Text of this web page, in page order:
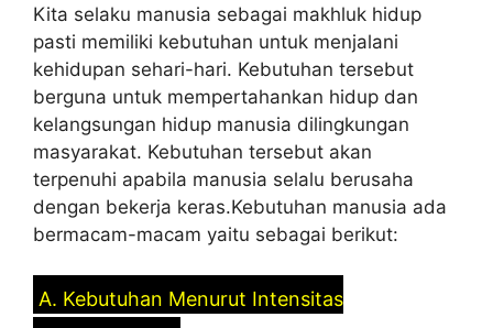
Kita selaku manusia sebagai makhluk hidup
pasti memiliki kebutuhan untuk menjalani
kehidupan sehari-hari. Kebutuhan tersebut
berguna untuk mempertahankan hidup dan
kelangsungan hidup manusia dilingkungan
masyarakat. Kebutuhan tersebut akan
terpenuhi apabila manusia selalu berusaha
dengan bekerja keras.Kebutuhan manusia ada
bermacam-macam yaitu sebagai berikut:
A. Kebutuhan Menurut Intensitas